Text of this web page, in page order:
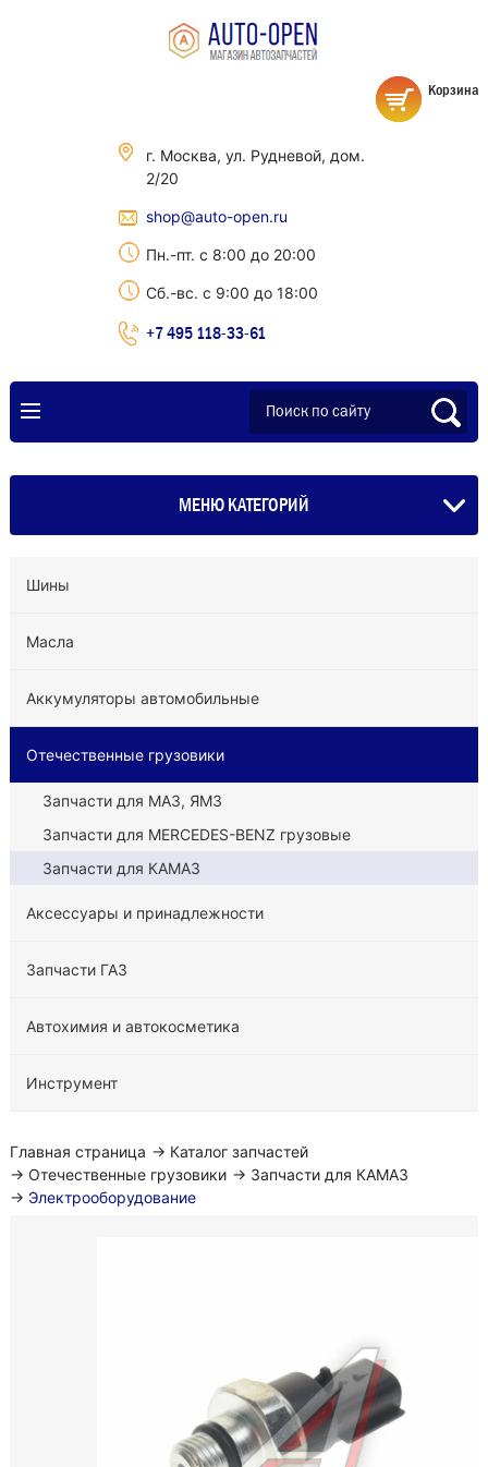
г. Москва, ул. Рудневой, дом.
2/20
shop@auto-open.ru
Пн.-пт. с 8:00 до 20:00
Сб.-вс. с 9:00 до 18:00
+7 495 118-33-61
Корзина
МЕНЮ КАТЕГОРИЙ
Шины
Масла
Аккумуляторы автомобильные
Отечественные грузовики
Запчасти для МАЗ, ЯМЗ
Запчасти для MERCEDES-BENZ грузовые
Запчасти для КАМАЗ
Аксессуары и принадлежности
Запчасти ГАЗ
Автохимия и автокосметика
Инструмент
Главная страница → Каталог запчастей
→ Отечественные грузовики → Запчасти для КАМАЗ
→ Электрооборудование